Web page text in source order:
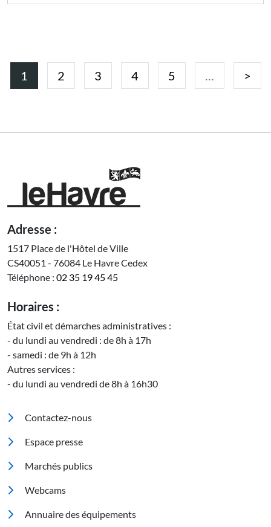
Pagination
Page courante
1 Page
2 Page
3 Page
4 Page
5 … >
Adresse :
1517 Place de l'Hôtel de Ville
CS40051 - 76084 Le Havre Cedex
Téléphone : 02 35 19 45 45
Horaires :
État civil et démarches administratives :
- du lundi au vendredi : de 8h à 17h
- samedi : de 9h à 12h
Autres services :
- du lundi au vendredi de 8h à 16h30
Pied de page
Contactez-nous
Espace presse
Marchés publics
Footer 2
Webcams
Annuaire des équipements